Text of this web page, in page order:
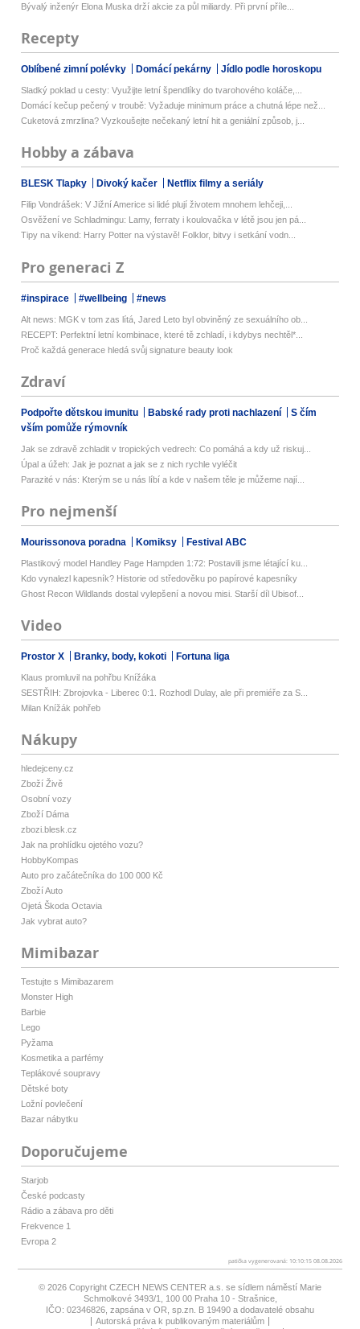
Bývalý inženýr Elona Muska drží akcie za půl miliardy. Při první příle...
Recepty
Oblíbené zimní polévky Domácí pekárny Jídlo podle horoskopu
Sladký poklad u cesty: Využijte letní špendlíky do tvarohového koláče,...
Domácí kečup pečený v troubě: Vyžaduje minimum práce a chutná lépe než...
Cuketová zmrzlina? Vyzkoušejte nečekaný letní hit a geniální způsob, j...
Hobby a zábava
BLESK Tlapky Divoký kačer Netflix filmy a seriály
Filip Vondrášek: V Jižní Americe si lidé plují životem mnohem lehčeji,...
Osvěžení ve Schladmingu: Lamy, ferraty i koulovačka v létě jsou jen pá...
Tipy na víkend: Harry Potter na výstavě! Folklor, bitvy i setkání vodn...
Pro generaci Z
#inspirace #wellbeing #news
Alt news: MGK v tom zas lítá, Jared Leto byl obviněný ze sexuálního ob...
RECEPT: Perfektní letní kombinace, které tě zchladí, i kdybys nechtěl*...
Proč každá generace hledá svůj signature beauty look
Zdraví
Podpořte dětskou imunitu Babské rady proti nachlazení
S čím
vším pomůže rýmovník
Jak se zdravě zchladit v tropických vedrech: Co pomáhá a kdy už riskuj...
Úpal a úžeh: Jak je poznat a jak se z nich rychle vyléčit
Parazité v nás: Kterým se u nás líbí a kde v našem těle je můžeme nají...
Pro nejmenší
Mourissonova poradna Komiksy Festival ABC
Plastikový model Handley Page Hampden 1:72: Postavili jsme létající ku...
Kdo vynalezl kapesník? Historie od středověku po papírové kapesníky
Ghost Recon Wildlands dostal vylepšení a novou misi. Starší díl Ubisof...
Video
Prostor X Branky, body, kokoti Fortuna liga
Klaus promluvil na pohřbu Knížáka
SESTŘIH: Zbrojovka - Liberec 0:1. Rozhodl Dulay, ale při premiéře za S...
Milan Knížák pohřeb
Nákupy
hledejceny.cz
Zboží Živě
Osobní vozy
Zboží Dáma
zbozi.blesk.cz
Jak na prohlídku ojetého vozu?
HobbyKompas
Auto pro začátečníka do 100 000 Kč
Zboží Auto
Ojetá Škoda Octavia
Jak vybrat auto?
Mimibazar
Testujte s Mimibazarem
Monster High
Barbie
Lego
Pyžama
Kosmetika a parfémy
Teplákové soupravy
Dětské boty
Ložní povlečení
Bazar nábytku
Doporučujeme
Starjob
České podcasty
Rádio a zábava pro děti
Frekvence 1
Evropa 2
patička vygenerovaná: 10:10:15 08.08.2026
© 2026 Copyright CZECH NEWS CENTER a.s. se sídlem náměstí Marie
Schmolkové 3493/1, 100 00 Praha 10 - Strašnice,
IČO: 02346826, zapsána v OR, sp.zn. B 19490 a dodavatelé obsahu
Autorská práva k publikovaným materiálům